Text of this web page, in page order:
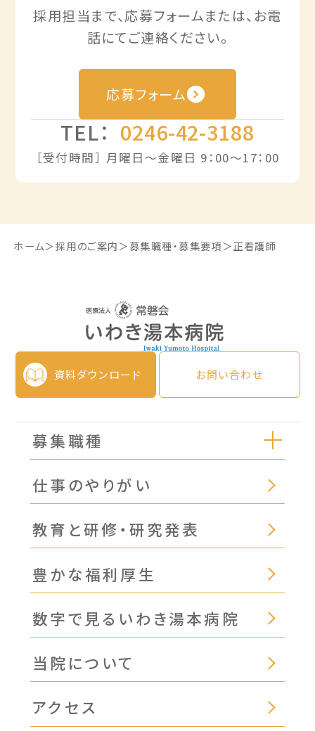
ホーム 採用のご案内 募集職種・募集要項 正看護師
採用担当まで、応募フォームまたは、お電
話にてご連絡ください。
応募フォーム
TEL： 0246-42-3188
［受付時間］ 月曜日〜金曜日 9：00〜17：00
資料ダウンロード お問い合わせ
募集職種
仕事のやりがい
教育と研修・研究発表
豊かな福利厚生
数字で見るいわき湯本病院
当院について
アクセス